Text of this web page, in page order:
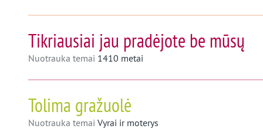
Tikriausiai jau pradėjote be mūsų
Nuotrauka temai 1410 metai
Tolima gražuolė
Nuotrauka temai Vyrai ir moterys